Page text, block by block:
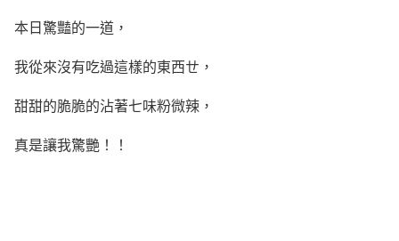
本日驚豔的一道，
我從來沒有吃過這樣的東西ㄝ，
甜甜的脆脆的沾著七味粉微辣，
真是讓我驚艷！！